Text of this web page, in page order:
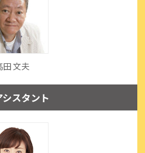
田 文夫
スタント